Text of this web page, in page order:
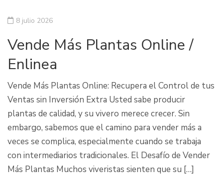
8 julio 2026
Vende Más Plantas Online /
Enlinea
Vende Más Plantas Online: Recupera el Control de tus
Ventas sin Inversión Extra Usted sabe producir
plantas de calidad, y su vivero merece crecer. Sin
embargo, sabemos que el camino para vender más a
veces se complica, especialmente cuando se trabaja
con intermediarios tradicionales. El Desafío de Vender
Más Plantas Muchos viveristas sienten que su […]